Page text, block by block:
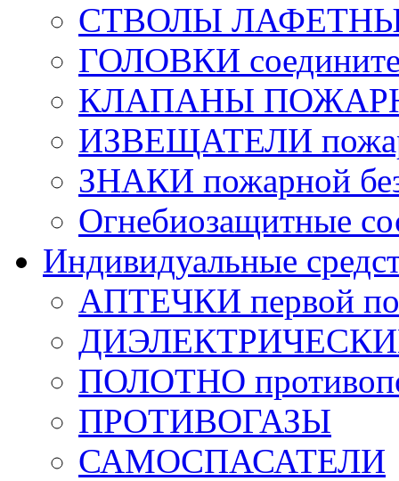
СТВОЛЫ
ГОЛОВКИ
КЛАПАНЫ
ИЗВЕЩАТЕЛИ
ЗНАКИ пожарной
Огнебиозащитные
Индивидуальные
АПТЕЧКИ первой
ДИЭЛЕКТРИЧЕСКИЕ
ПОЛОТНО
ПРОТИВОГАЗЫ
САМОСПАСАТЕЛИ